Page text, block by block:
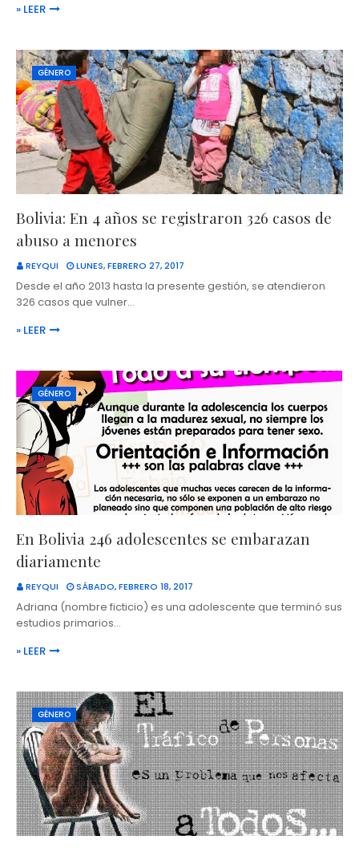
» LEER
GÉNERO
Bolivia: En 4 años se registraron 326 casos de
abuso a menores
REYQUI LUNES, FEBRERO 27, 2017
Desde el año 2013 hasta la presente gestión, se atendieron
326 casos que vulner…
» LEER
GÉNERO
En Bolivia 246 adolescentes se embarazan
diariamente
REYQUI SÁBADO, FEBRERO 18, 2017
Adriana (nombre ficticio) es una adolescente que terminó sus
estudios primarios…
» LEER
GÉNERO